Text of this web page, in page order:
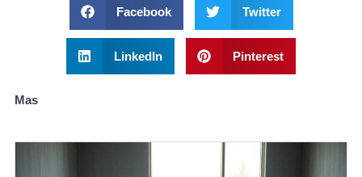
Facebook Twitter
LinkedIn Pinterest
Mas